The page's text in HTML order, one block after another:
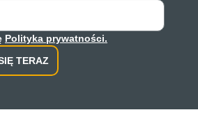
Polityka prywatności.
TERAZ